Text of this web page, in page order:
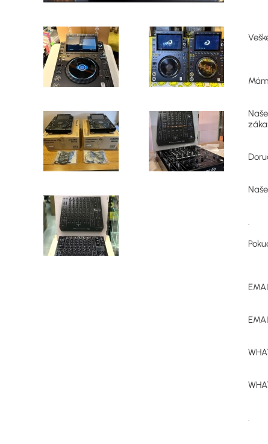
.
.